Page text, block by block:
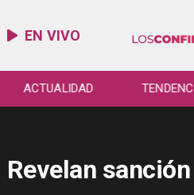
EN VIVO
ACTUALIDAD
Revelan